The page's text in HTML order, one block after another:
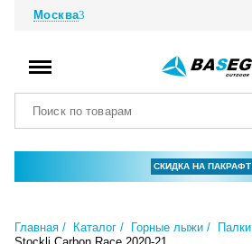
Москва
СКИДКА НА ПАКРАФТ
Главная Каталог Горные лыжи Палки